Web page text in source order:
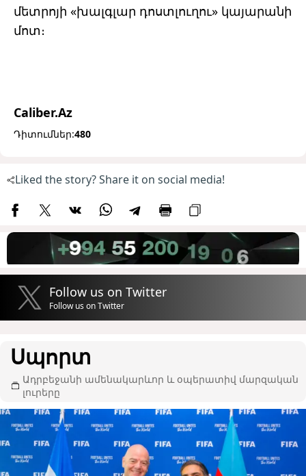
մետրոյի «խալգլար դոստլուղու» կայարանի
մոտ։
Caliber.Az
Դիտումներ:480
Liked the story? Share it on social media!
Follow us on Twitter
Follow us on Twitter
Սպորտ
Ադրբեջանի ամենակարևոր և օպերատիվ մարզական
լուրերը